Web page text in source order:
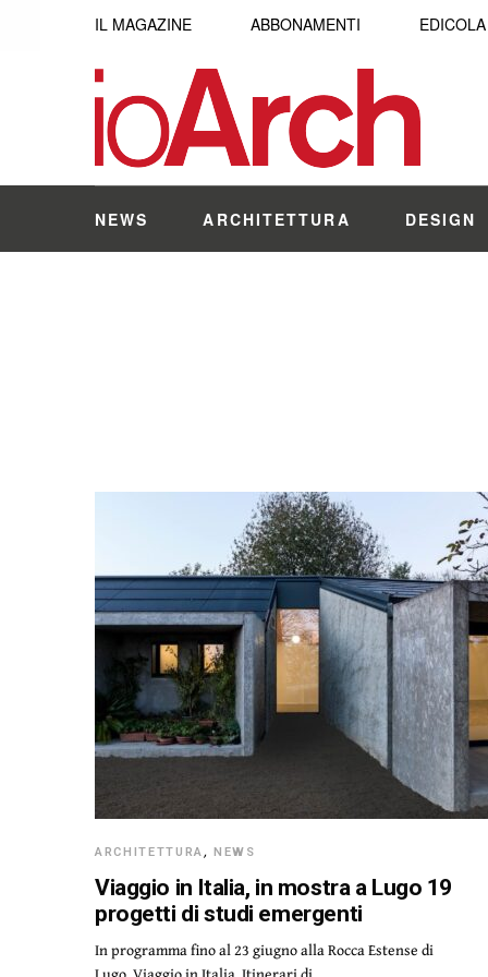
IL MAGAZINE ABBONAMENTI EDICOLA
NEWS ARCHITETTURA DESIGN
ARCHITETTURA,NEWS
Viaggio in Italia, in mostra a Lugo 19
progetti di studi emergenti
In programma fino al 23 giugno alla Rocca Estense di